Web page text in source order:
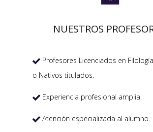
NUESTROS
 Profesores Licenciados en
o Nativos titulados.
 Experiencia profesional amplia.
 Atención especializada al alumno.